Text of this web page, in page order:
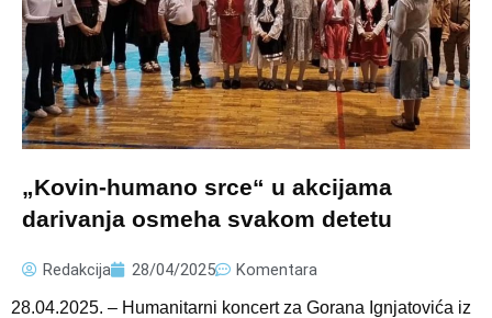
„Kovin-humano srce“ u akcijama
darivanja osmeha svakom detetu
Redakcija 28/04/2025 Komentara
28.04.2025. – Humanitarni koncert za Gorana Ignjatovića iz